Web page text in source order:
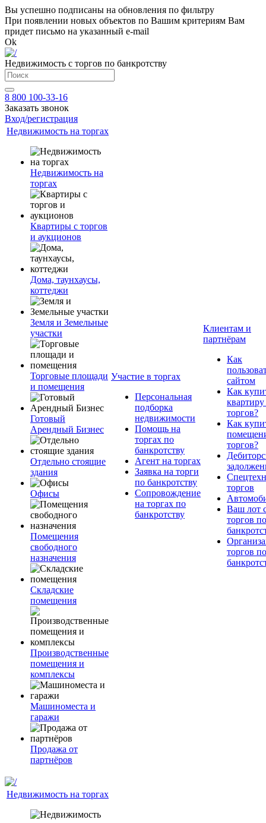
Вы успешно подписаны на обновления по фильтру
При появлении новых объектов по Вашим критериям Вам
придет письмо на указанный e-mail
Ok
Недвижимость с торгов по банкротству
8 800 100-33-16
Заказать звонок
Вход/регистрация
Недвижимость на торгах
Недвижимость на
торгах
Квартиры с торгов
и аукционов
Дома, таунхаусы,
коттеджи
Земля и Земельные
участки
Торговые площади
и помещения
Готовый
Арендный Бизнес
Отдельно стоящие
здания
Офисы
Помещения
свободного
назначения
Складские
помещения
Производственные
помещения и
комплексы
Машиноместа и
гаражи
Продажа от
партнёров
Участие в торгах
Персональная
подборка
недвижимости
Помощь на
торгах по
банкротству
Агент на торгах
Заявка на торги
по банкротству
Сопровождение
на торгах по
банкротству
Клиентам и
партнёрам
Как
сайтом
Как
квартиру
торгов?
Как
торгов?
торгов
Ваш лот
торгов по
торгов по
Недвижимость на торгах